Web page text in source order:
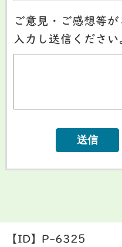
ご意見・ご感想等
入力し送信ください
【ID】 P-6325